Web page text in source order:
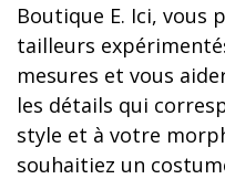
Boutique E. Ici, vous
tailleurs
mesures et vous
les détails qui
style et à votre
souhaitiez un